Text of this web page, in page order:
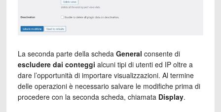
La seconda parte della scheda General consente di
escludere dai conteggi alcuni tipi di utenti ed IP oltre a
dare l’opportunità di importare visualizzazioni. Al termine
delle operazioni è necessario salvare le modifiche prima di
procedere con la seconda scheda, chiamata Display.